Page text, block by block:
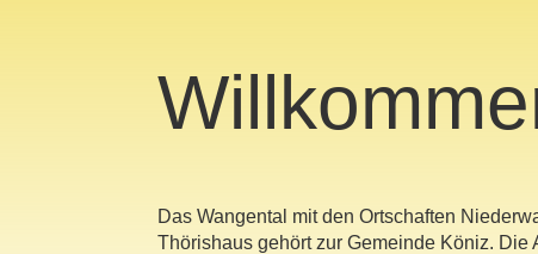
Das Wangental mit den Ortschaften
Thörishaus gehört zur Gemeinde Köniz. Die